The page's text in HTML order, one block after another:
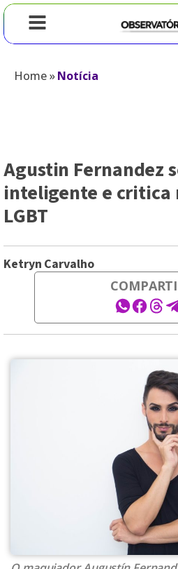
Home»Notícia
Agustin Fernandez
inteligente e critica
LGBT
Ketryn Carvalho